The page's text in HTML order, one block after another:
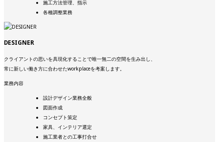
施工方法管理、指示
各種調整業務
DESIGNER
クライアントの思いを具現化することで唯一無二の空間を生み出し、
常に新しい働き方に合わせたworkplaceを考案します。
業務内容
設計デザイン業務全般
図面作成
コンセプト策定
家具、インテリア選定
施工業者との工事打合せ